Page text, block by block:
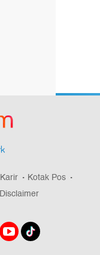
Karir
Kotak Pos
Disclaimer